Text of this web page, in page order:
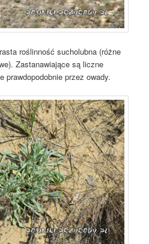
roślinność sucholubna (różne
Zastanawiające są liczne
prawdopodobnie przez owady.